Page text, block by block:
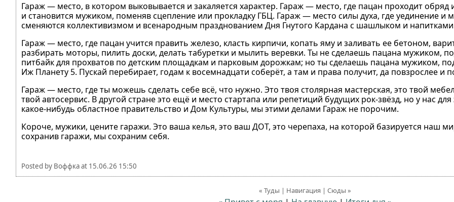
Гараж — место, в котором выковывается и закаляется характер. Гараж — место, где пацан проходит обряд
и становится мужиком, поменяв сцепление или прокладку ГБЦ. Гараж — место силы духа, где уединение и
сменяются коллективизмом и всенародным празднованием Дня Гнутого Кардана с шашлыком и
Гараж — место, где пацан учится править железо, класть кирпичи, копать яму и заливать ее бетоном,
разбирать моторы, пилить доски, делать табуретки и мылить веревки. Ты не сделаешь пацана мужиком,
питбайк для прохватов по детским площадкам и парковым дорожкам; но ты сделаешь пацана мужиком,
Иж Планету 5. Пускай перебирает, годам к восемнадцати соберёт, а там и права получит, да повзрослее и
Гараж — место, где ты можешь сделать себе всё, что нужно. Это твоя столярная мастерская, это твой
твой автосервис. В другой стране это ещё и место стартапа или репетиций будущих рок-звёзд, но у нас для
какое-нибудь областное правительство и Дом Культуры, мы этими делами Гараж не порочим.
Короче, мужики, цените гаражи. Это ваша келья, это ваш ДОТ, это черепаха, на которой базируется наш
сохранив гаражи, мы сохраним себя.
Posted by Воффкаat 15.06.26 15:50
« Туды | Навигация | Сюды »